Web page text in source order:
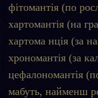
фітомантія (по
хартомантія (на
хартома нція (за
хрономантія (за
цефалономантія
мабуть, найменш